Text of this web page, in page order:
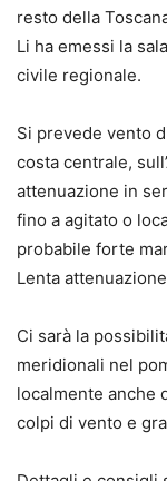
resto della
Li ha emessi la
civile regionale.
Si prevede vento
costa centrale,
attenuazione in
fino a agitato o
probabile forte
Lenta
Ci sarà la
meridionali nel
localmente anche
colpi di vento e